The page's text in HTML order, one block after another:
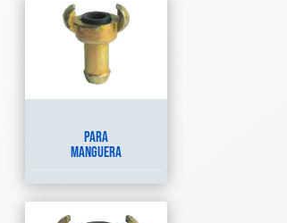
PARA
MANGUERA